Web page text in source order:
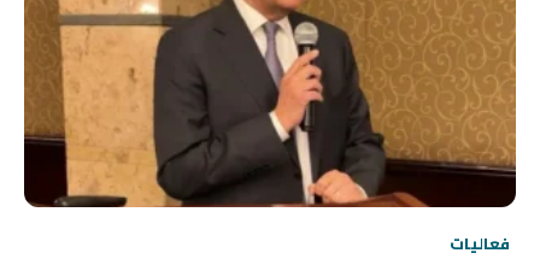
فعاليات